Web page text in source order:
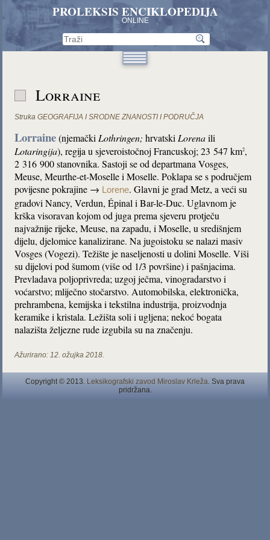
PROLEKSIS ENCIKLOPEDIJA
ONLINE
Lorraine
Struka GEOGRAFIJA I SRODNE ZNANOSTI I PODRUČJA
Lorraine(njemački Lothringen; hrvatski Lorenaili
Lotaringija), regija u sjeveroistočnoj Francuskoj; 23 547 km2,
2 316 900 stanovnika. Sastoji se od departmana Vosges,
Meuse, Meurthe-et-Moselle i Moselle. Poklapa se s područjem
povijesne pokrajine →
Lorene. Glavni je grad Metz, a veći su
gradovi Nancy, Verdun, Épinal i Bar-le-Duc. Uglavnom je
krška visoravan kojom od juga prema sjeveru protječu
najvažnije rijeke, Meuse, na zapadu, i Moselle, u središnjem
dijelu, djelomice kanalizirane. Na jugoistoku se nalazi masiv
Vosges (Vogezi). Težište je naseljenosti u dolini Moselle. Viši
su dijelovi pod šumom (više od 1/3 površine) i pašnjacima.
Prevladava poljoprivreda; uzgoj ječma, vinogradarstvo i
voćarstvo; mliječno stočarstvo. Automobilska, elektronička,
prehrambena, kemijska i tekstilna industrija, proizvodnja
keramike i kristala. Ležišta soli i ugljena; nekoć bogata
nalazišta željezne rude izgubila su na značenju.
Ažurirano: 12. ožujka 2018.
Copyright © 2013. Leksikografski zavod Miroslav Krleža. Sva prava
pridržana.